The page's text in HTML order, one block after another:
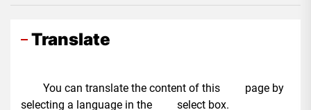
Translate
You can translate the content of this page by
selecting a language in the select box.